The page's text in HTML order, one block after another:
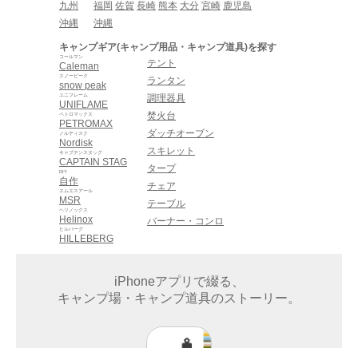
九州
福岡 佐賀 長崎 熊本 大分 宮崎 鹿児島
沖縄
沖縄
キャンプギア(キャンプ用品・キャンプ道具)を探す
Caleman
コールマン
snow peak
スノーピーク
UNIFLAME
ユニフレーム
PETROMAX
ペトロマックス
Nordisk
ノルディスク
CAPTAIN STAG
キャプテンスタッグ
自作
DIY
MSR
エムエスアール
Helinox
ヘリノックス
HILLEBERG
ヒルバーグ
テント
ランタン
調理器具
焚火台
ダッチオーブン
スキレット
タープ
チェア
テーブル
バーナー・コンロ
iPhoneアプリで綴る、
キャンプ場・キャンプ道具のストーリー。